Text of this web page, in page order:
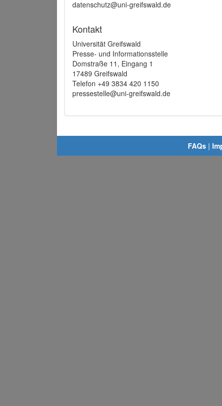
datenschutz@uni-greifswald.de
Kontakt
Universität Greifswald
Presse- und Informationsstelle
Domstraße 11, Eingang 1
17489 Greifswald
Telefon +49 3834 420 1150
pressestelle@uni-greifswald.de
FAQs |